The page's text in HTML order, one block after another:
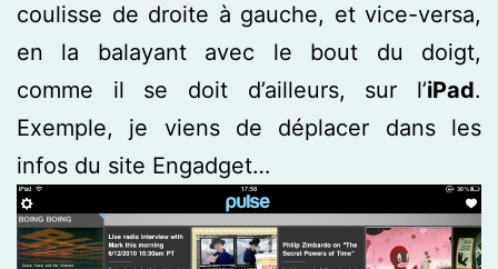
coulisse de droite à gauche, et vice-versa,
en la balayant avec le bout du doigt,
comme il se doit d’ailleurs, sur l’iPad.
Exemple, je viens de déplacer dans les
infos du site Engadget…